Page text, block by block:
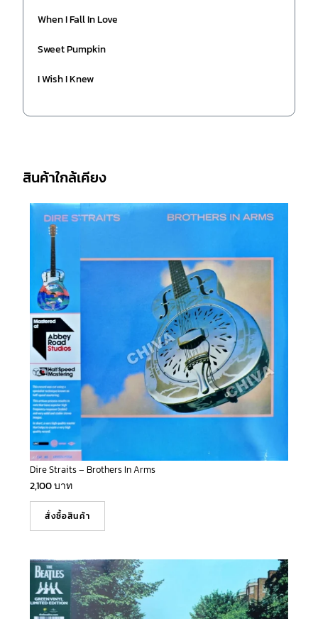
When I Fall In Love
Sweet Pumpkin
I Wish I Knew
สินค้าใกล้เคียง
Dire Straits – Brothers In Arms
2,100บาท
สั่งซื้อสินค้า